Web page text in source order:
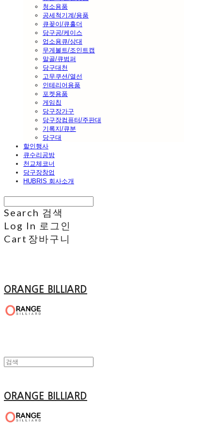
청소용품
공세척기계/용품
큐꽂이/큐홀더
당구공/케이스
업소용큐/상대
무게볼트/조인트캡
말골/큐범퍼
당구대천
고무쿠션/열선
인테리어용품
포켓용품
게임칩
당구장가구
당구장컴퓨터/주판대
기록지/큐분
당구대
할인행사
큐수리공방
천교체코너
당구장창업
HUBRIS 회사소개
Search 검색
Log In 로그인
Cart 장바구니
ORANGE BILLIARD
ORANGE BILLIARD